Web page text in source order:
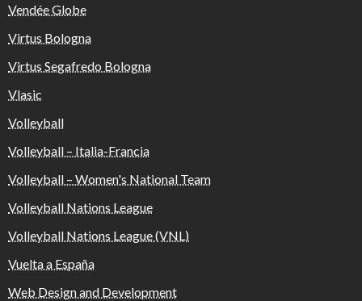
Vendée Globe
Virtus Bologna
Virtus Segafredo Bologna
Vlasic
Volleyball
Volleyball – Italia-Francia
Volleyball – Women's National Team
Volleyball Nations League
Volleyball Nations League (VNL)
Vuelta a España
Web Design and Development